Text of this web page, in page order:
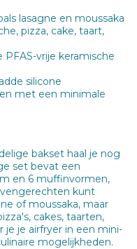
lasagne en moussaka
pizza, cake, taart,
vrije keramische
silicone
met een minimale
bakset haal je nog
set bevat een
en 6 muffinvormen,
kunt
of moussaka, maar
cakes, taarten,
je airfryer in een mini-
mogelijkheden.